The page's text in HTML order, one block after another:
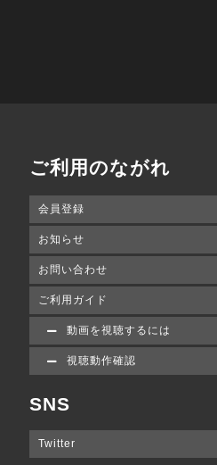
ご利用のながれ
会員登録
お知らせ
お問い合わせ
ご利用ガイド
動画を視聴するには
視聴動作確認
SNS
Twitter